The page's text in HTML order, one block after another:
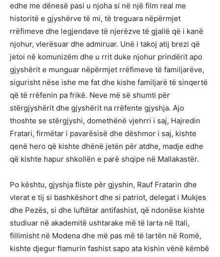
edhe me dënesë pasi u njoha si në një film real me
historitë e gjyshërve të mi, të treguara nëpërmjet
rrëfimeve dhe legjendave të njerëzve të gjallë që i kanë
njohur, vlerësuar dhe admiruar. Unë i takoj atij brezi që
jetoi në komunizëm dhe u rrit duke njohur prindërit apo
gjyshërit e munguar nëpërmjet rrëfimeve të familjarëve,
sigurisht nëse ishe me fat dhe kishe familjarë të sinqertë
që të rrëfenin pa frikë. Neve më së shumti për
stërgjyshërit dhe gjyshërit na rrëfente gjyshja. Ajo
thoshte se stërgjyshi, domethënë vjehrri i saj, Hajredin
Fratari, firmëtar i pavarësisë dhe dëshmor i saj, kishte
qenë hero që kishte dhënë jetën për atdhe, madje edhe
që kishte hapur shkollën e parë shqipe në Mallakastër.
Po kështu, gjyshja fliste për gjyshin, Rauf Fratarin dhe
vlerat e tij si bashkëshort dhe si patriot, delegat i Mukjes
dhe Pezës, si dhe luftëtar antifashist, që ndonëse kishte
studiuar në akademitë ushtarake më të larta në Itali,
fillimisht në Modena dhe më pas më të lartën në Romë,
kishte djegur flamurin fashist sapo ata kishin vënë këmbë